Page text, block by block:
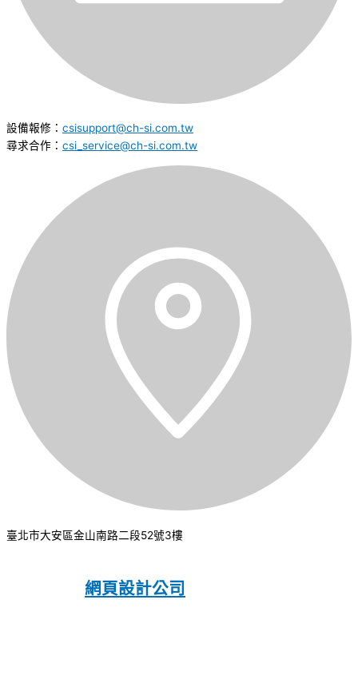
設備報修： csisupport@ch-si.com.tw
尋求合作： csi_service@ch-si.com.tw
臺北市大安區金山南路二段52號3樓
網頁設計公司